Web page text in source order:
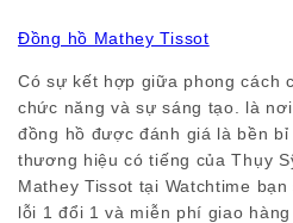
Đồng hồ Mathey Tissot
Có sự kết hợp giữa phong cách
chức năng và sự sáng tạo. là
đồng hồ được đánh giá là bền
thương hiệu có tiếng của Thụy
Mathey Tissot tại Watchtime
lỗi 1 đổi 1 và miễn phí giao